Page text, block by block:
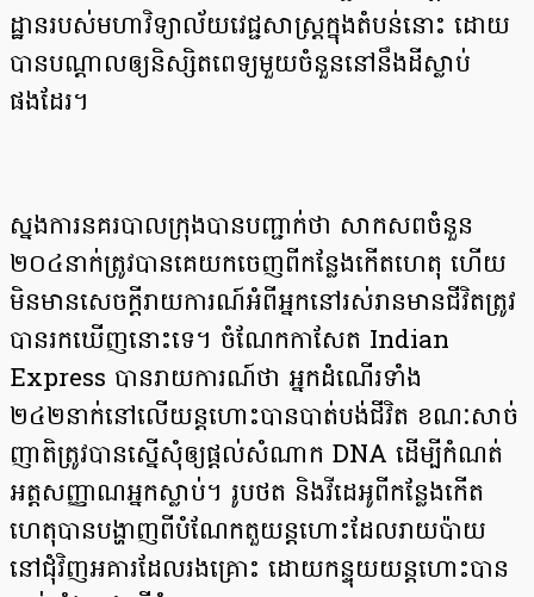
ដ្ឋានរបស់មហាវិទ្យាល័យវេជ្ជសាស្ត្រក្នុងតំបន់នោះ ដោយ
បានបណ្តាលឲ្យនិស្សិតពេទ្យមួយចំនួននៅនឹងដីស្លាប់
ផងដែរ។
ស្នងការនគរបាលក្រុងបានបញ្ជាក់ថា សាកសពចំនួន
២០៤នាក់ត្រូវបានគេយកចេញពីកន្លែងកើតហេតុ ហើយ
មិនមានសេចក្តីរាយការណ៍អំពីអ្នកនៅរស់រានមានជីវិតត្រូវ
បានរកឃើញនោះទេ។ ចំណែកកាសែត Indian
Express បានរាយការណ៍ថា អ្នកដំណើរទាំង
២៤២នាក់នៅលើយន្តហោះបានបាត់បង់ជីវិត ខណៈសាច់
ញាតិត្រូវបានស្នើសុំឲ្យផ្តល់សំណាក DNA ដើម្បីកំណត់
អត្តសញ្ញាណអ្នកស្លាប់។ រូបថត និងវីដេអូពីកន្លែងកើត
ហេតុបានបង្ហាញពីបំណែកតួយន្តហោះដែលរាយប៉ាយ
នៅជុំវិញអគារដែលរងគ្រោះ ដោយកន្ទុយយន្តហោះបាន